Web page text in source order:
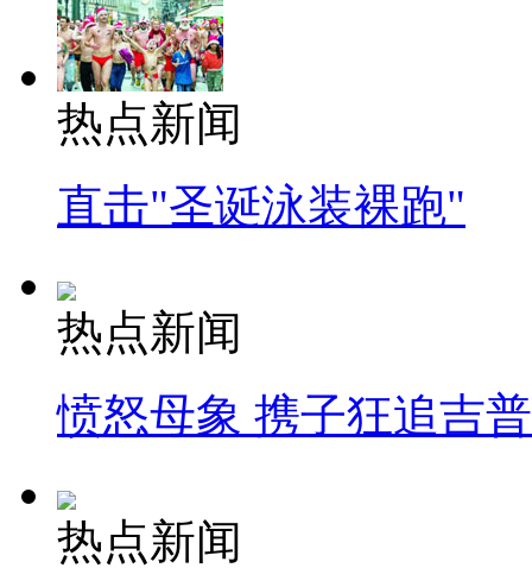
热点新闻
直击"圣诞泳装裸跑"
热点新闻
愤怒母象 携子狂追吉
热点新闻